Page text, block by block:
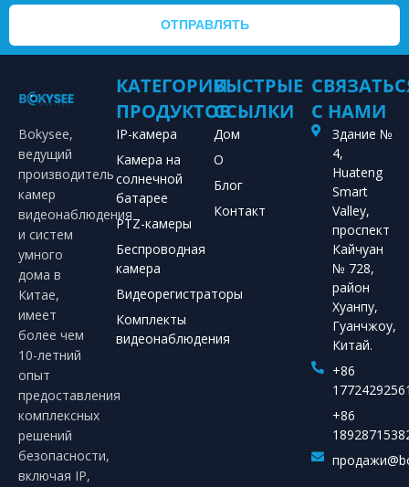
ОТПРАВЛЯТЬ
Bokysee,
ведущий
производитель
камер
видеонаблюдения
и систем
умного
дома в
Китае,
имеет
более чем
10-летний
опыт
предоставления
комплексных
решений
безопасности,
включая IP,
КАТЕГОРИИ
ПРОДУКТОВ
IP-камера
Камера на
солнечной
батарее
PTZ-камеры
Беспроводная
камера
Видеорегистраторы
Комплекты
видеонаблюдения
БЫСТРЫЕ
ССЫЛКИ
Дом
О
Блог
Контакт
С НАМИ
Здание №
4,
Huateng
Smart
Valley,
проспект
Кайчуан
№ 728,
район
Хуанпу,
Гуанчжоу,
Китай.
+86
+86